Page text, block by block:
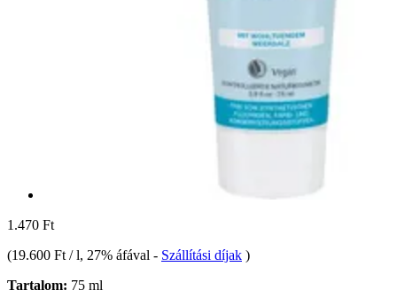
1.470 Ft
(19.600 Ft / l, 27% áfával - Szállítási díjak )
Tartalom: 75 ml